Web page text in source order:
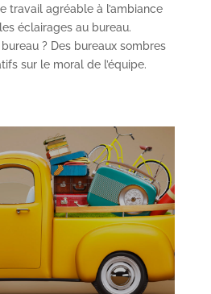
travail agréable à l’ambiance
éclairages au bureau.
bureau ? Des bureaux sombres
sur le moral de l’équipe.